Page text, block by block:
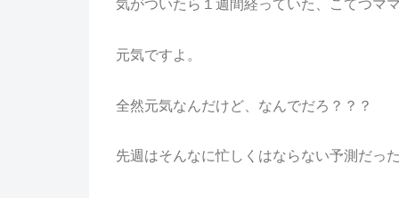
気がついたら１週間経っていた、こてつマ
元気ですよ。
全然元気なんだけど、なんでだろ？？？
先週はそんなに忙しくはならない予測だっ